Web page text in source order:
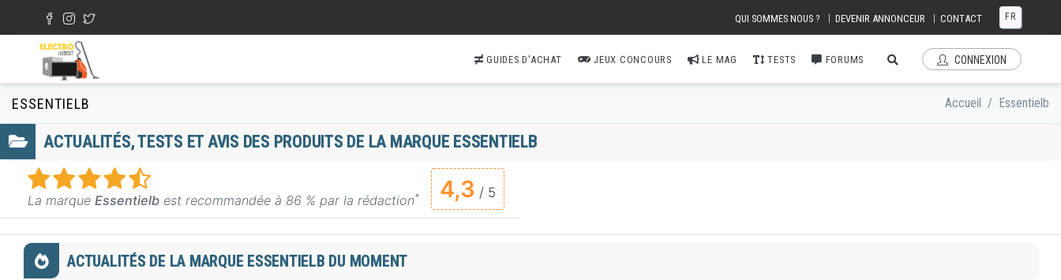
Aller au contenu principal
QUI SOMMES NOUS ? | DEVENIR ANNONCEUR | CONTACT FR
Formulaire de recherche GUIDES D'ACHAT JEUX CONCOURS LE MAG TESTS FORUMS CONNEXION
ESSENTIELB Accueil / Essentielb
ACTUALITÉS, TESTS ET AVIS DES PRODUITS DE LA MARQUE ESSENTIELB
La marque Essentielb est recommandée à 86 % par la rédaction* 4,3 / 5
ACTUALITÉS DE LA MARQUE ESSENTIELB DU MOMENT